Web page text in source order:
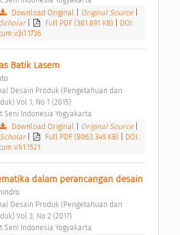
Download Original Original Source
Full PDF (381.891 KB)
DOI:
Batik Lasem
Vol 1, No 1 (2015)
Seni Indonesia Yogyakarta
Download Original Original Source
Full PDF (8063.349 KB)
DOI:
dalam perancangan desain
Vol 3, No 2 (2017)
Seni Indonesia Yogyakarta